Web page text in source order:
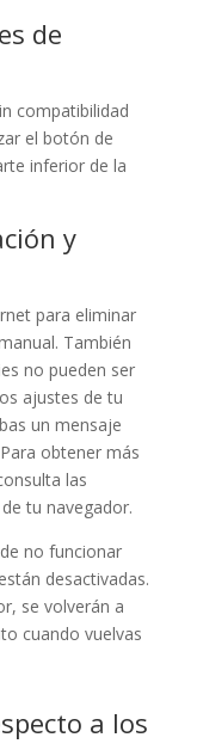
de
compatibilidad
el botón de
inferior de la
y
para eliminar
También
no pueden ser
ajustes de tu
un mensaje
obtener más
las
tu navegador.
no funcionar
desactivadas.
se volverán a
cuando vuelvas
a los